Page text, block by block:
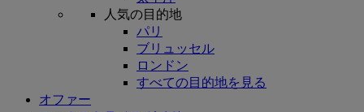
人気の目的地
パリ
ブリュッセル
ロンドン
すべての目的地を見る
オファー